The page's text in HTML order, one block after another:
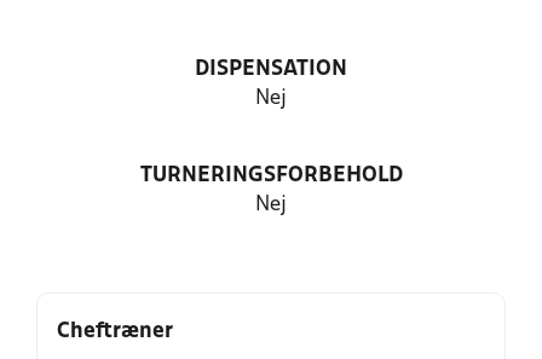
DISPENSATION
Nej
TURNERINGSFORBEHOLD
Nej
Cheftræner